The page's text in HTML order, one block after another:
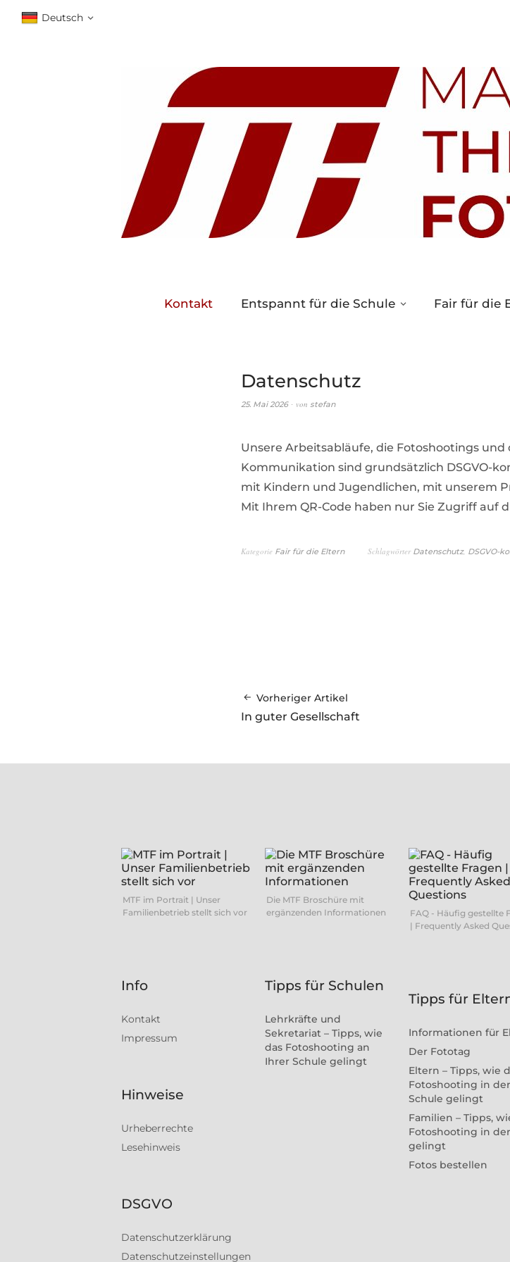
Deutsch
Kontakt Entspannt für die Schule Fair für die
Datenschutz
25. Mai 2026 von stefan
Unsere Arbeitsabläufe, die Fotoshootings
Kommunikation sind grundsätzlich DSGVO-
mit Kindern und Jugendlichen, mit unserem
Mit Ihrem QR-Code haben nur Sie Zugriff auf
Kategorie Fair für die Eltern Schlagwörter Datenschutz, DSGVO-
Vorheriger Artikel
In guter Gesellschaft
MTF im Portrait | Unser
Familienbetrieb stellt sich vor
Info
Kontakt
Impressum
Hinweise
Urheberrechte
Lesehinweis
DSGVO
Datenschutzerklärung
Datenschutzeinstellungen
Die MTF Broschüre mit
ergänzenden Informationen
Tipps für Schulen
Lehrkräfte und
Sekretariat – Tipps, wie
das Fotoshooting an
Ihrer Schule gelingt
FAQ - Häufig gestellte
| Frequently Asked
Tipps für
Informationen für
Der Fototag
Eltern – Tipps, wie
Fotoshooting in der
Schule gelingt
Familien – Tipps,
Fotoshooting in
gelingt
Fotos bestellen